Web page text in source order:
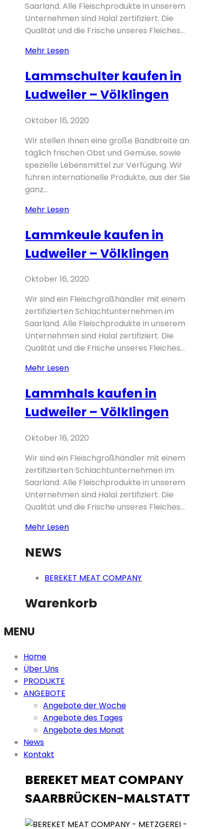
Saarland. Alle Fleischprodukte in unserem
Unternehmen sind Halal zertifiziert. Die
Qualität und die Frische unseres Fleiches...
Mehr LesenLAMM
/
Halb
kaufen
Ludweiler
–
Völklingen
Lammschulter kaufen in
Ludweiler – Völklingen
Oktober 16, 2020
Wir stellen Ihnen eine große Bandbreite an
täglich frischen Obst und Gemüse, sowie
spezielle Lebensmittel zur Verfügung. Wir
führen internationelle Produkte, aus der Sie
ganz...
Mehr LesenLammschulter
in
Ludweiler
–
Lammkeule kaufen in
Ludweiler – Völklingen
Oktober 16, 2020
Wir sind ein Fleischgroßhändler mit einem
zertifizierten Schlachtunternehmen im
Saarland. Alle Fleischprodukte in unserem
Unternehmen sind Halal zertifiziert. Die
Qualität und die Frische unseres Fleiches...
Mehr LesenLammkeule
in
Ludweiler
–
Lammhals kaufen in
Ludweiler – Völklingen
Oktober 16, 2020
Wir sind ein Fleischgroßhändler mit einem
zertifizierten Schlachtunternehmen im
Saarland. Alle Fleischprodukte in unserem
Unternehmen sind Halal zertifiziert. Die
Qualität und die Frische unseres Fleiches...
Mehr LesenLammhals
–
NEWS
BEREKET MEAT COMPANY
Warenkorb
MENU
Home
Über Uns
PRODUKTE
ANGEBOTE
Angebote der Woche
Angebote des Tages
Angebote des Monat
News
Kontakt
BEREKET MEAT COMPANY
SAARBRÜCKEN-MALSTATT